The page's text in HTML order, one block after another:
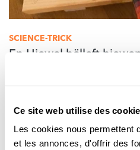
Ce site web utilise des
Les cookies nous permettent
et les annonces, d'offrir des
SCIENCE-TRICK
En Hiewel hëlleft hiewen